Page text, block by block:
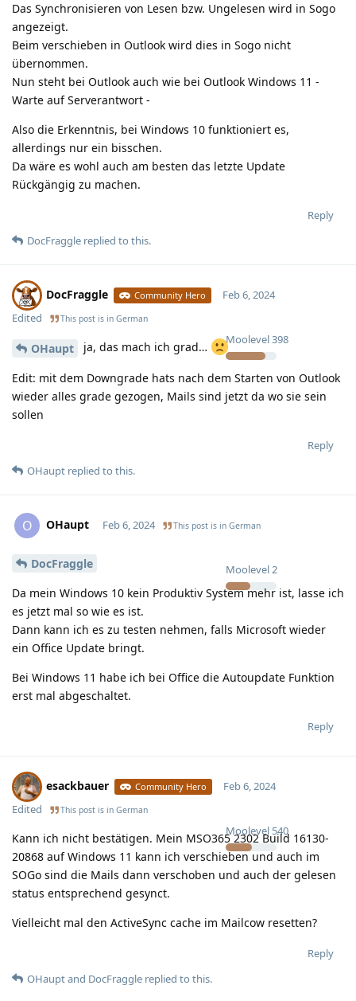
Das Synchronisieren von Lesen bzw. Ungelesen wird in Sogo
angezeigt.
Beim verschieben in Outlook wird dies in Sogo nicht
übernommen.
Nun steht bei Outlook auch wie bei Outlook Windows 11 -
Warte auf Serverantwort -
Also die Erkenntnis, bei Windows 10 funktioniert es,
allerdings nur ein bisschen.
Da wäre es wohl auch am besten das letzte Update
Rückgängig zu machen.
Reply
DocFraggle replied to this.
DocFraggle Community Hero
Moolevel398
Feb 6, 2024
Edited
This post is in German
OHaupt ja, das mach ich grad…
Edit: mit dem Downgrade hats nach dem Starten von Outlook
wieder alles grade gezogen, Mails sind jetzt da wo sie sein
sollen
Reply
OHaupt replied to this.
O OHaupt
Moolevel2
Feb 6, 2024 This post is in German
DocFraggle
Da mein Windows 10 kein Produktiv System mehr ist, lasse ich
es jetzt mal so wie es ist.
Dann kann ich es zu testen nehmen, falls Microsoft wieder
ein Office Update bringt.
Bei Windows 11 habe ich bei Office die Autoupdate Funktion
erst mal abgeschaltet.
Reply
esackbauer Community Hero
Moolevel 540
Feb 6, 2024
Edited
This post is in German
Kann ich nicht bestätigen. Mein MSO365 2302 Build 16130-
20868 auf Windows 11 kann ich verschieben und auch im
SOGo sind die Mails dann verschoben und auch der gelesen
status entsprechend gesynct.
Vielleicht mal den ActiveSync cache im Mailcow resetten?
Reply
OHauptand DocFraggle replied to this.